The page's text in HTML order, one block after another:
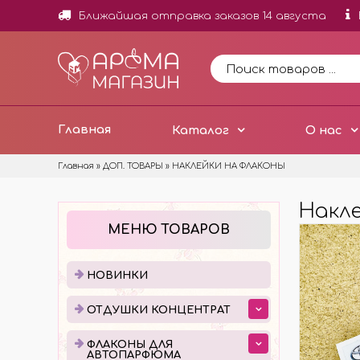
Ближайшая отправка заказов 14 августа
Главная Каталог О нас
Главная » ДОП. ТОВАРЫ » НАКЛЕЙКИ НА ФЛАКОНЫ
МЕНЮ ТОВАРОВ
НОВИНКИ
ОТДУШКИ КОНЦЕНТРАТ
ФЛАКОНЫ ДЛЯ
АВТОПАРФЮМА